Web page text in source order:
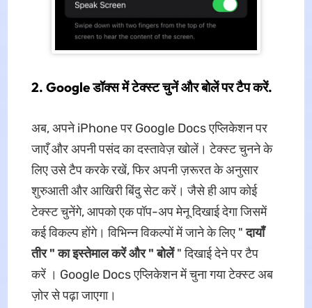
2. Google डॉक्स में टेक्स्ट चुनें और बोलें पर टैप करें.
अब, अपने iPhone पर Google Docs एप्लिकेशन पर
जाएँ और अपनी पसंद का दस्तावेज़ खोलें। टेक्स्ट चुनने के
लिए उसे टैप करके रखें, फिर अपनी ज़रूरत के अनुसार
शुरुआती और आखिरी बिंदु सेट करें। जैसे ही आप कोई
टेक्स्ट चुनेंगे, आपको एक पॉप-अप मेनू दिखाई देगा जिसमें
कई विकल्प होंगे। विभिन्न विकल्पों में जाने के लिए "दायाँ
तीर " का इस्तेमाल करें और "बोलें" दिखाई देने पर टैप
करें । Google Docs एप्लिकेशन में चुना गया टेक्स्ट अब
ज़ोर से पढ़ा जाएगा।